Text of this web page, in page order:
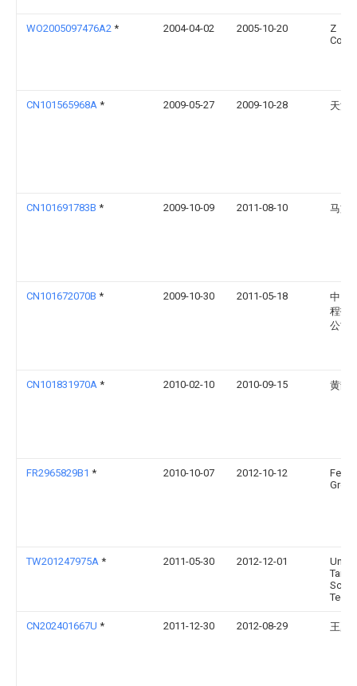
WO2005097476A2 * 2004-04-02 2005-10-20
Z
CN101565968A * 2009-05-27 2009-10-28 天津
CN101691783B * 2009-10-09 2011-08-10 马文
CN101672070B * 2009-10-30 2011-05-18
中国
程技
公司
CN101831970A * 2010-02-10 2010-09-15 黄靓
FR2965829B1 * 2010-10-07 2012-10-12
Fehr
TW201247975A * 2011-05-30 2012-12-01
Univ
Tech
CN202401667U * 2011-12-30 2012-08-29 王夏